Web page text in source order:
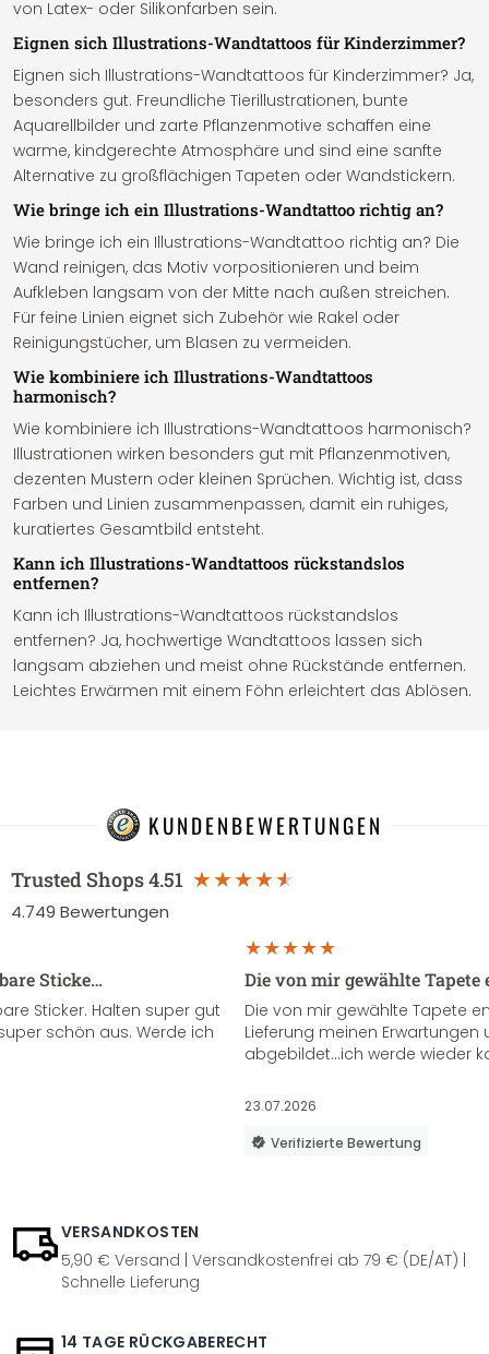
von Latex- oder Silikonfarben sein.
Eignen sich Illustrations-Wandtattoos für Kinderzimmer?
Eignen sich Illustrations-Wandtattoos für Kinderzimmer? Ja,
besonders gut. Freundliche Tierillustrationen, bunte
Aquarellbilder und zarte Pflanzenmotive schaffen eine
warme, kindgerechte Atmosphäre und sind eine sanfte
Alternative zu großflächigen Tapeten oder Wandstickern.
Wie bringe ich ein Illustrations-Wandtattoo richtig an?
Wie bringe ich ein Illustrations-Wandtattoo richtig an? Die
Wand reinigen, das Motiv vorpositionieren und beim
Aufkleben langsam von der Mitte nach außen streichen.
Für feine Linien eignet sich Zubehör wie Rakel oder
Reinigungstücher, um Blasen zu vermeiden.
Wie kombiniere ich Illustrations-Wandtattoos
harmonisch?
Wie kombiniere ich Illustrations-Wandtattoos harmonisch?
Illustrationen wirken besonders gut mit Pflanzenmotiven,
dezenten Mustern oder kleinen Sprüchen. Wichtig ist, dass
Farben und Linien zusammenpassen, damit ein ruhiges,
kuratiertes Gesamtbild entsteht.
Kann ich Illustrations-Wandtattoos rückstandslos
entfernen?
Kann ich Illustrations-Wandtattoos rückstandslos
entfernen? Ja, hochwertige Wandtattoos lassen sich
langsam abziehen und meist ohne Rückstände entfernen.
Leichtes Erwärmen mit einem Föhn erleichtert das Ablösen.
KUNDENBEWERTUNGEN
Trusted Shops4.51
4.749 Bewertungen
Sticke…
Sticker. Halten super gut
schön aus. Werde ich
Die von mir gewählte
Die von mir gewählte Tapete
Lieferung meinen Erwartungen
abgebildet...ich werde wieder
23.07.2026
Verifizierte Bewertung
VERSANDKOSTEN
5,90 € Versand | Versandkostenfrei ab 79 € (DE/AT) |
Schnelle Lieferung
14 TAGE RÜCKGABERECHT